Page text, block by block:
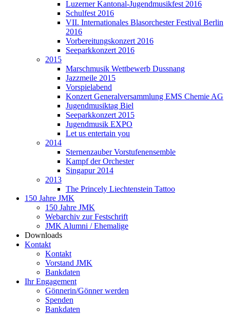
Luzerner Kantonal-Jugendmusikfest 2016
Schulfest 2016
VII. Internationales Blasorchester Festival Berlin
2016
Vorbereitungskonzert 2016
Seeparkkonzert 2016
2015
Marschmusik Wettbewerb Dussnang
Jazzmeile 2015
Vorspielabend
Konzert Generalversammlung EMS Chemie AG
Jugendmusiktag Biel
Seeparkkonzert 2015
Jugendmusik EXPO
Let us entertain you
2014
Sternenzauber Vorstufenensemble
Kampf der Orchester
Singapur 2014
2013
The Princely Liechtenstein Tattoo
150 Jahre JMK
150 Jahre JMK
Webarchiv zur Festschrift
JMK Alumni / Ehemalige
Downloads
Kontakt
Kontakt
Vorstand JMK
Bankdaten
Ihr Engagement
Gönnerin/Gönner werden
Spenden
Bankdaten